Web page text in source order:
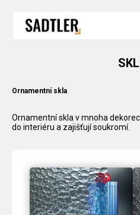
OKNA DO SRUBŮ
Ornamentní skla
Ornamentní skla v mnoha
do interiéru a zajišťují soukromí.